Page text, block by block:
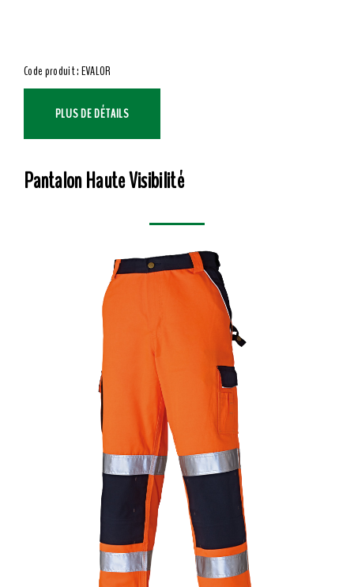
Code produit : EVALOR
PLUS DE DÉTAILS
Pantalon Haute Visibilité